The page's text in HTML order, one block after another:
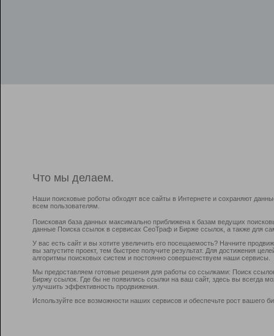
Что мы делаем.
Наши поисковые роботы обходят все сайты в Интернете и сохраняют
всем пользователям.
Поисковая база данных максимально приближена к базам ведущих
данные Поиска ссылок в сервисах СеоТраф и Бирже ссылок, а также для
У вас есть сайт и вы хотите увеличить его посещаемость? Начните
вы запустите проект, тем быстрее получите результат. Для достижения
алгоритмы поисковых систем и постоянно совершенствуем наши сервисы.
Мы предоставляем готовые решения для работы со ссылками: Поиск
Биржу ссылок. Где бы не появились ссылки на ваш сайт, здесь вы всегда
улучшить эффективность продвижения.
Используйте все возможности наших сервисов и обеспечьте рост вашего